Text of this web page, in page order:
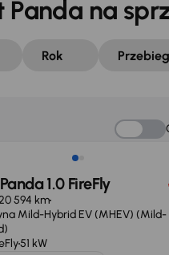
Panda na
Rok Przebieg
odliczenia VAT
1.0 FireFly
594 km
Mild-Hybrid EV (MHEV) (Mild-
51 kW